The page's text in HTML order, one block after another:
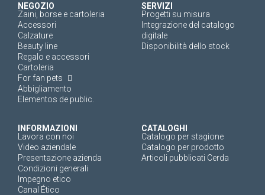
NEGOZIO
Zaini, borse e cartoleria
Accessori
Calzature
Beauty line
Regalo e accessori
Cartoleria
For fan pets
Abbigliamento
Elementos de public.
SERVIZI
Progetti su misura
Integrazione del catalogo
digitale
Disponibilità dello stock
INFORMAZIONI
Lavora con noi
Video aziendale
Presentazione azienda
Condizioni generali
Impegno etico
Canal Ético
CATALOGHI
Catalogo per stagione
Catalogo per prodotto
Articoli pubblicati Cerda